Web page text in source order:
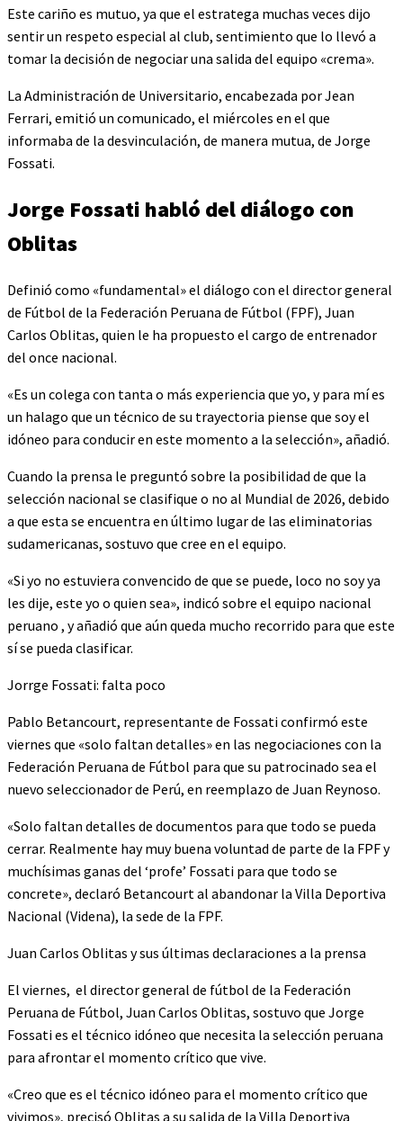
Este cariño es mutuo, ya que el estratega muchas veces dijo
sentir un respeto especial al club, sentimiento que lo llevó a
tomar la decisión de negociar una salida del equipo «crema».
La Administración de Universitario, encabezada por Jean
Ferrari, emitió un comunicado, el miércoles en el que
informaba de la desvinculación, de manera mutua, de Jorge
Fossati.
Jorge Fossati habló del diálogo con
Oblitas
Definió como «fundamental» el diálogo con el director general
de Fútbol de la Federación Peruana de Fútbol (FPF), Juan
Carlos Oblitas, quien le ha propuesto el cargo de entrenador
del once nacional.
«Es un colega con tanta o más experiencia que yo, y para mí es
un halago que un técnico de su trayectoria piense que soy el
idóneo para conducir en este momento a la selección», añadió.
Cuando la prensa le preguntó sobre la posibilidad de que la
selección nacional se clasifique o no al Mundial de 2026, debido
a que esta se encuentra en último lugar de las eliminatorias
sudamericanas, sostuvo que cree en el equipo.
«Si yo no estuviera convencido de que se puede, loco no soy ya
les dije, este yo o quien sea», indicó sobre el equipo nacional
peruano , y añadió que aún queda mucho recorrido para que este
sí se pueda clasificar.
Jorrge Fossati: falta poco
Pablo Betancourt, representante de Fossati confirmó este
viernes que «solo faltan detalles» en las negociaciones con la
Federación Peruana de Fútbol para que su patrocinado sea el
nuevo seleccionador de Perú, en reemplazo de Juan Reynoso.
«Solo faltan detalles de documentos para que todo se pueda
cerrar. Realmente hay muy buena voluntad de parte de la FPF y
muchísimas ganas del ‘profe’ Fossati para que todo se
concrete», declaró Betancourt al abandonar la Villa Deportiva
Nacional (Videna), la sede de la FPF.
Juan Carlos Oblitas y sus últimas declaraciones a la prensa
El viernes, el director general de fútbol de la Federación
Peruana de Fútbol, Juan Carlos Oblitas, sostuvo que Jorge
Fossati es el técnico idóneo que necesita la selección peruana
para afrontar el momento crítico que vive.
«Creo que es el técnico idóneo para el momento crítico que
vivimos», precisó Oblitas a su salida de la Villa Deportiva